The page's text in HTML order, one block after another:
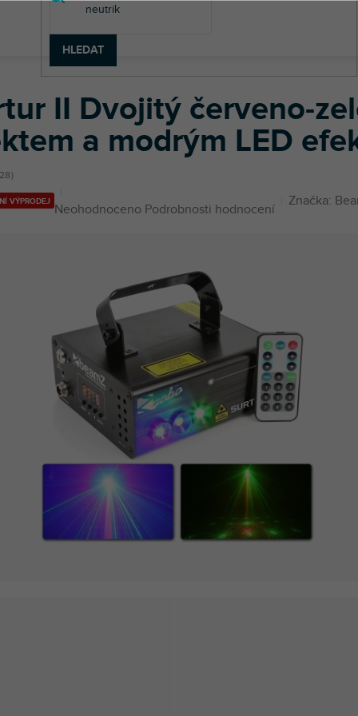
HLEDAT
s gobo efektem a modrým LED efektem
II Dvojitý červeno-
a modrým LED
VÝPRODEJ Průměrné
hvězdiček.
Neohodnoceno Podrobnosti hodnocení
Značka: